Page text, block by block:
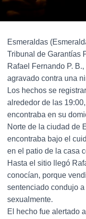
Esmeraldas
Tribunal de Garantías
Rafael Fernando P.
agravado contra una
Los hechos se
alrededor de las
encontraba en su
Norte de la ciudad de
encontraba bajo el
en el patio de la casa
Hasta el sitio llegó
conocían, porque
sentenciado condujo
sexualmente.
El hecho fue alertado